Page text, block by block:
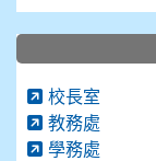
校長室
教務處
學務處